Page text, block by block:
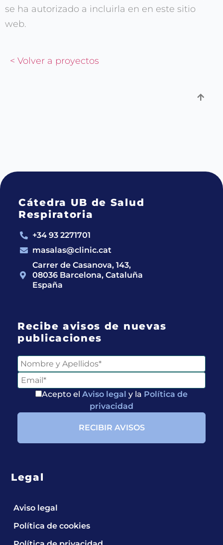
se ha autorizado a incluirla en en este sitio
web.
< Volver a proyectos
Cátedra UB de Salud
Respiratoria
+34 93 2271701
masalas@clinic.cat
Carrer de Casanova, 143,
08036 Barcelona, Cataluña
España
Recibe avisos de nuevas
publicaciones
Acepto el Aviso legal y la Política de
privacidad
Legal
Aviso legal
Política de cookies